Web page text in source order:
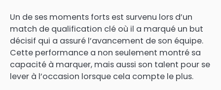
Un de ses moments forts est survenu lors d’un
match de qualification clé où il a marqué un but
décisif qui a assuré l’avancement de son équipe.
Cette performance a non seulement montré sa
capacité à marquer, mais aussi son talent pour se
lever à l’occasion lorsque cela compte le plus.